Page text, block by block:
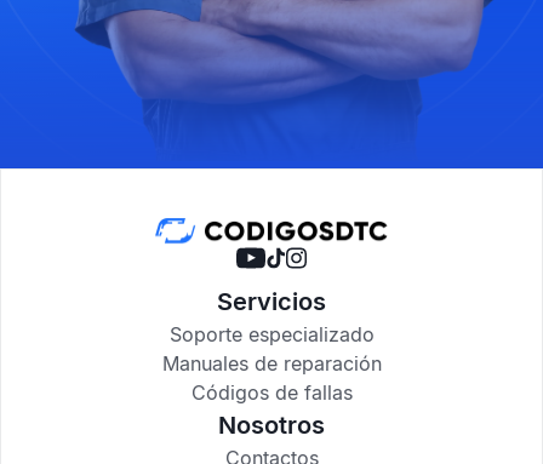
Servicios
Soporte especializado
Manuales de reparación
Códigos de fallas
Nosotros
Contactos